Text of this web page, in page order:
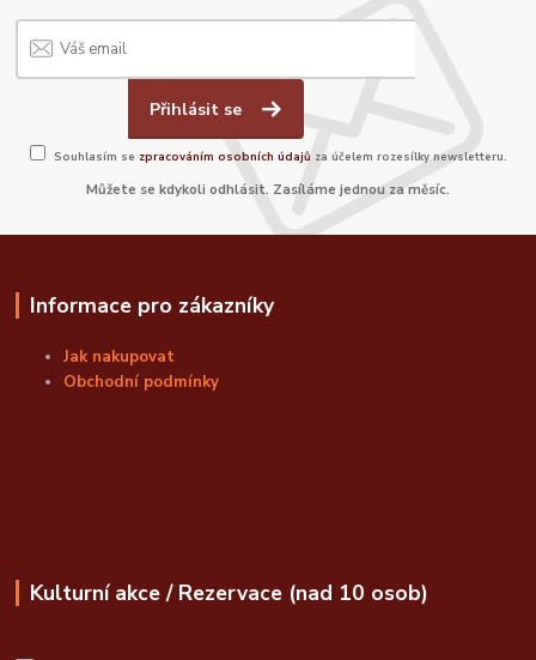
Přihlásit se
Souhlasím se zpracováním osobních údajů za účelem rozesílky newsletteru.
Můžete se kdykoli odhlásit. Zasíláme jednou za měsíc.
Informace pro zákazníky
Jak nakupovat
Obchodní podmínky
Kulturní akce / Rezervace (nad 10 osob)